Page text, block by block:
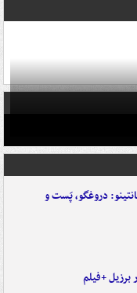
دروغگو، پَست‌ و
+فیلم